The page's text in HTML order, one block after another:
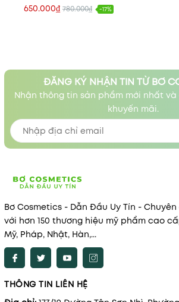
650.000₫ 780.000₫ -17%
ĐĂNG KÝ NHẬN TIN TỪ BƠ
Nhận thông tin sản phẩm mới nhất
khuyến mãi.
Bơ Cosmetics - Dẫn Đầu Uy Tín -
với hơn 150 thương hiệu mỹ phẩm cao
Mỹ, Pháp, Nhật, Hàn,...
THÔNG TIN LIÊN HỆ